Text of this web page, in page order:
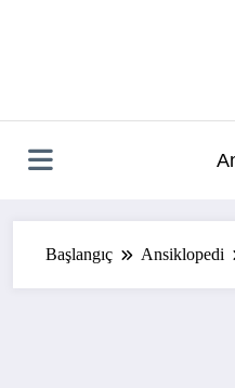
Başlangıç Ansiklopedi